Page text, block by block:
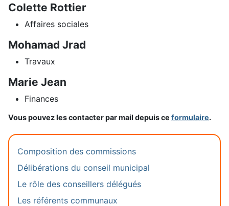
Colette Rottier
Affaires sociales
Mohamad Jrad
Travaux
Marie Jean
Finances
Vous pouvez les contacter par mail depuis ce formulaire.
Composition des commissions
Délibérations du conseil municipal
Le rôle des conseillers délégués
Les référents communaux